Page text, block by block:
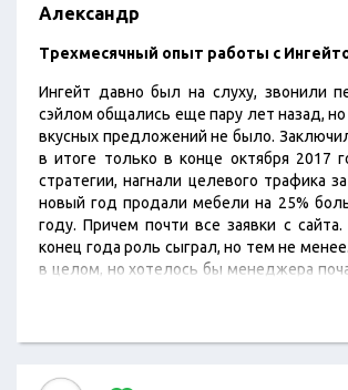
Александр
Трехмесячный опыт работы с
Ингейт давно был на слуху, звонили
сэйлом общались еще пару лет назад, но
вкусных предложений не было.
в итоге только в конце октября 2017
стратегии, нагнали целевого трафика
новый год продали мебели на 25%
году. Причем почти все заявки с
конец года роль сыграл, но тем не
в целом, но хотелось бы менеджера